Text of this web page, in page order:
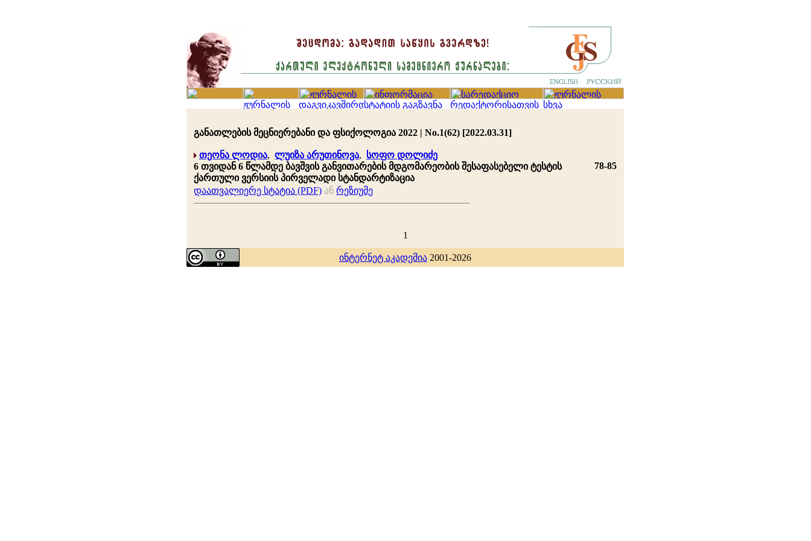
განათლების მეცნიერებანი და ფსიქოლოგია 2022 | No.1(62) [2022.03.31]
თეონა ლოდია, ლუიზა არუთინოვა, სოფო დოლიძე
6 თვიდან 6 წლამდე ბავშვის განვითარების მდგომარეობის შესაფასებელი ტესტის
ქართული ვერსიის პირველადი სტანდარტიზაცია
78-85
დაათვალიერე სტატია (PDF) ან რეზიუმე
1
ინტერნეტ აკადემია 2001-2026